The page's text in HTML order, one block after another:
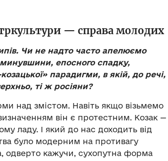
— справа молодих
Чи не надто часто апелюємо
минувшини, епосного спадку,
парадигми, в якій, до речі,
ті ж росіяни?
над змістом. Навіть якщо візьмемо
він є протестним. Козак —
ладу. І який до нас доходить від
було модерним на противагу
одверто кажучи, сухопутна форма